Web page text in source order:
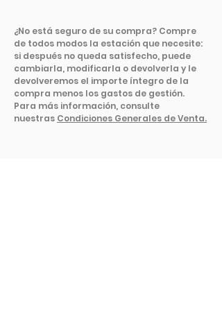
¿No está seguro de su compra? Compre
de todos modos la estación que necesite:
si después no queda satisfecho, puede
cambiarla, modificarla o devolverla y le
devolveremos el importe íntegro de la
compra menos los gastos de gestión.
Para más información, consulte
nuestras Condiciones Generales de Venta.